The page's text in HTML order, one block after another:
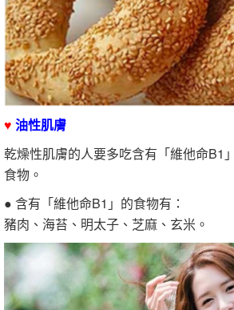
♥ 油性肌膚
乾燥性肌膚的人要多吃含有「維他命B1
食物。
● 含有「維他命B1」的食物有：
豬肉、海苔、明太子、芝麻、玄米。